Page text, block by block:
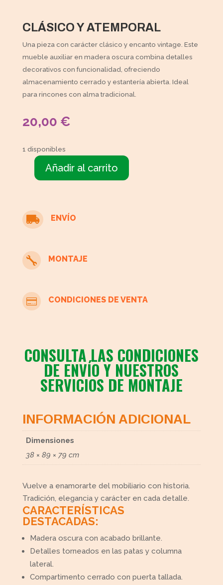
CLÁSICO Y ATEMPORAL
Una pieza con carácter clásico y encanto vintage. Este
mueble auxiliar en madera oscura combina detalles
decorativos con funcionalidad, ofreciendo
almacenamiento cerrado y estantería abierta. Ideal
para rincones con alma tradicional.
20,00 €
1 disponibles
MuebleAñadir al carrito
 ENVÍO
 MONTAJE
 CONDICIONES DE VENTA
CONSULTA LAS CONDICIONES
DE ENVÍO Y NUESTROS
SERVICIOS DE MONTAJE
INFORMACIÓN ADICIONAL
Dimensiones
38 × 89 × 79 cm
Vuelve a enamorarte del mobiliario con historia.
Tradición, elegancia y carácter en cada detalle.
CARACTERÍSTICAS
DESTACADAS:
Madera oscura con acabado brillante.
Detalles torneados en las patas y columna
lateral.
Compartimento cerrado con puerta tallada.